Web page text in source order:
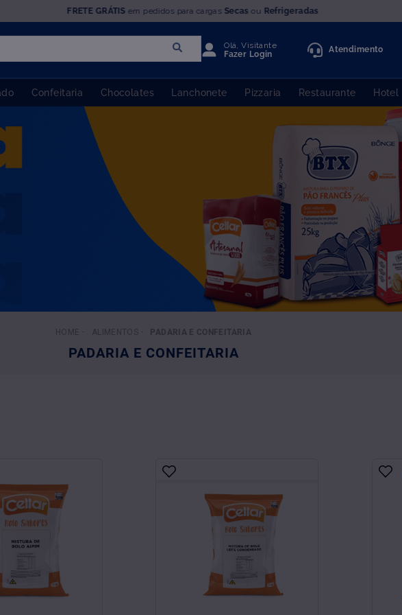
FRETE GRÁTISem pedidos para cargas Secas ou Refrigeradas
Olá, Visitante
Fazer Login
Atendimento
Confeitaria Chocolates Lanchonete Pizzaria Restaurante Hotel
ALIMENTOS PADARIA E CONFEITARIA
PADARIA E CONFEITARIA